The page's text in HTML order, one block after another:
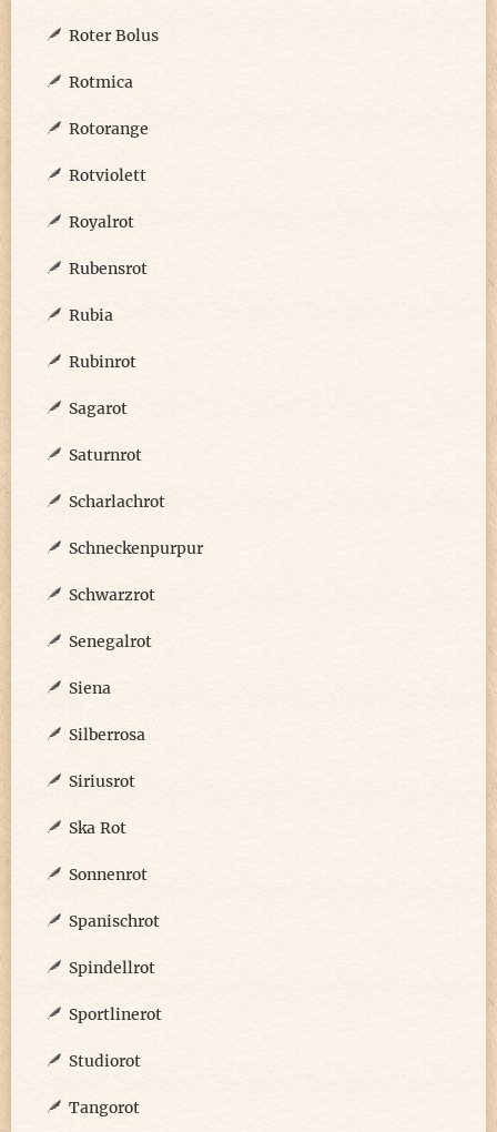
Roter Bolus
Rotmica
Rotorange
Rotviolett
Royalrot
Rubensrot
Rubia
Rubinrot
Sagarot
Saturnrot
Scharlachrot
Schneckenpurpur
Schwarzrot
Senegalrot
Siena
Silberrosa
Siriusrot
Ska Rot
Sonnenrot
Spanischrot
Spindellrot
Sportlinerot
Studiorot
Tangorot